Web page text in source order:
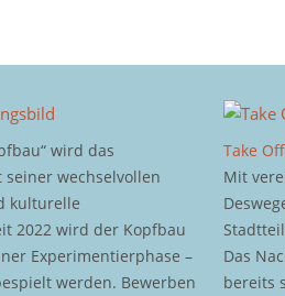
wird das
wechselvollen
kulturelle
2022 wird der Kopfbau
Experimentierphase –
werden. Bewerben
Take
Mit
Das
bereits